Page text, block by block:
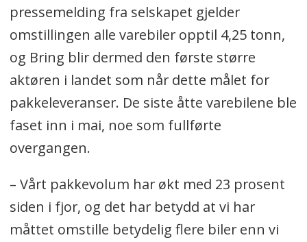
pressemelding fra selskapet gjelder
omstillingen alle varebiler opptil 4,25 tonn,
og Bring blir dermed den første større
aktøren i landet som når dette målet for
pakkeleveranser. De siste åtte varebilene ble
faset inn i mai, noe som fullførte
overgangen.
– Vårt pakkevolum har økt med 23 prosent
siden i fjor, og det har betydd at vi har
måttet omstille betydelig flere biler enn vi